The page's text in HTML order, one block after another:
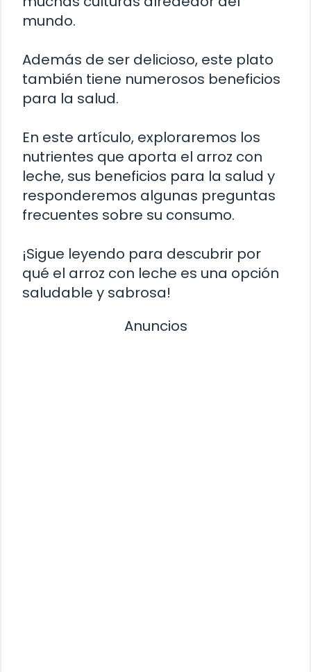
mundo.
Además de ser delicioso, este plato
también tiene numerosos beneficios
para la salud.
En este artículo, exploraremos los
nutrientes que aporta el arroz con
leche, sus beneficios para la salud y
responderemos algunas preguntas
frecuentes sobre su consumo.
¡Sigue leyendo para descubrir por
qué el arroz con leche es una opción
saludable y sabrosa!
Anuncios